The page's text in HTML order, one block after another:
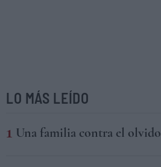
LO MÁS LEÍDO
Una familia contra el olvido